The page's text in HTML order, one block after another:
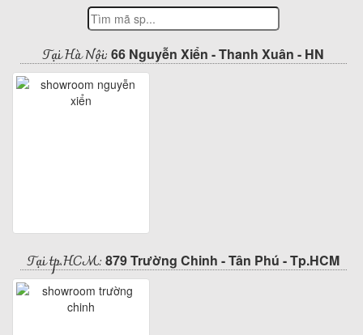
Tại Hà Nội: 66 Nguyễn Xiển - Thanh Xuân - HN
Tại tp.HCM: 879 Trường Chinh - Tân Phú - Tp.HCM